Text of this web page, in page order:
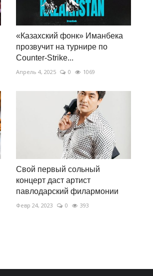
«Казахский фонк» Иманбека
прозвучит на турнире по
Counter-Strike...
Апрель 4, 2025 0 1069
Свой первый сольный
концерт даст артист
павлодарский филармонии
Февр 24, 2023 0 393